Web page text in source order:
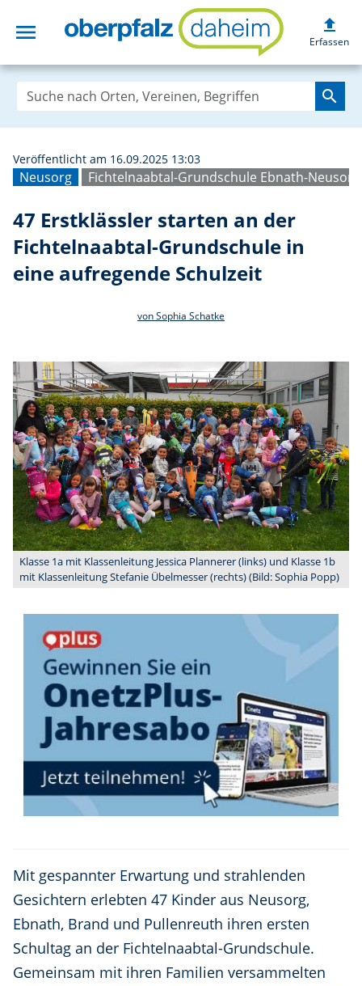
menu 47 Erstklässler
upload
Erfassen
search
Neusorg Fichtelnaabtal-Grundschule Ebnath-Neusorg
Veröffentlicht am 16.09.2025 13:03
47 Erstklässler starten an der
Fichtelnaabtal-Grundschule in
eine aufregende Schulzeit
von Sophia Schatke
Klasse 1a mit Klassenleitung Jessica Plannerer (links) und Klasse 1b
mit Klassenleitung Stefanie Übelmesser (rechts) (Bild: Sophia Popp)
Mit gespannter Erwartung und strahlenden
Gesichtern erlebten 47 Kinder aus Neusorg,
Ebnath, Brand und Pullenreuth ihren ersten
Schultag an der Fichtelnaabtal-Grundschule.
Gemeinsam mit ihren Familien versammelten